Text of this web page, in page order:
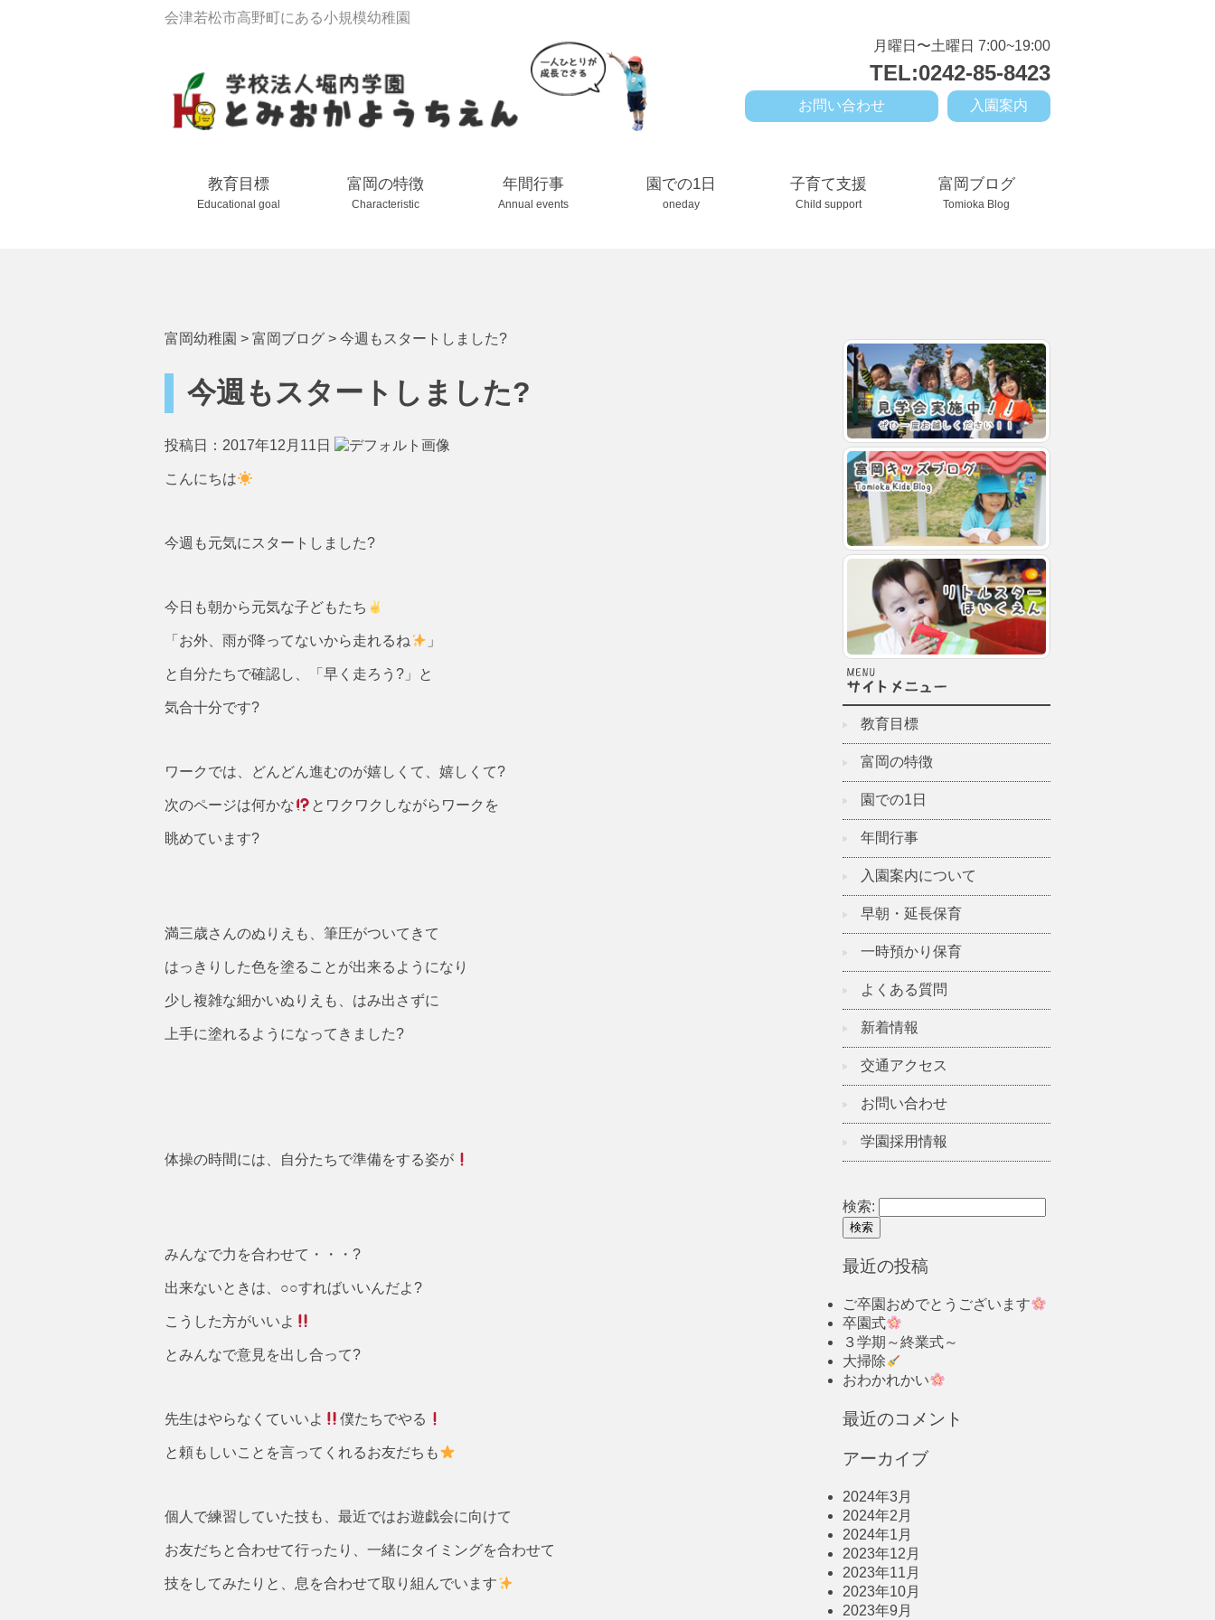
会津若松市高野町にある小規模幼稚園
月曜日〜土曜日 7:00~19:00
TEL:0242-85-8423
入園案内
お問い合わせ
教育目標
Educational goal
富岡の特徴
Characteristic
年間行事
Annual events
園での1日
oneday
子育て支援
Child support
富岡ブログ
Tomioka Blog
富岡幼稚園 > 富岡ブログ > 今週もスタートしました?
今週もスタートしました?
投稿日：2017年12月11日
こんにちは
今週も元気にスタートしました?
今日も朝から元気な子どもたち
「お外、雨が降ってないから走れるね 」
と自分たちで確認し、「早く走ろう?」と
気合十分です?
ワークでは、どんどん進むのが嬉しくて、嬉しくて?
次のページは何かな とワクワクしながらワークを
眺めています?
満三歳さんのぬりえも、筆圧がついてきて
はっきりした色を塗ることが出来るようになり
少し複雑な細かいぬりえも、はみ出さずに
上手に塗れるようになってきました?
体操の時間には、自分たちで準備をする姿が
みんなで力を合わせて・・・?
出来ないときは、○○すればいいんだよ?
こうした方がいいよ
とみんなで意見を出し合って?
先生はやらなくていいよ 僕たちでやる
と頼もしいことを言ってくれるお友だちも
個人で練習していた技も、最近ではお遊戯会に向けて
お友だちと合わせて行ったり、一緒にタイミングを合わせて
技をしてみたりと、息を合わせて取り組んでいます
教育目標
富岡の特徴
園での1日
年間行事
入園案内について
早朝・延長保育
一時預かり保育
よくある質問
新着情報
交通アクセス
お問い合わせ
学園採用情報
検索:
最近の投稿
ご卒園おめでとうございます
卒園式
３学期～終業式～
大掃除
おわかれかい
最近のコメント
アーカイブ
2024年3月
2024年2月
2024年1月
2023年12月
2023年11月
2023年10月
2023年9月